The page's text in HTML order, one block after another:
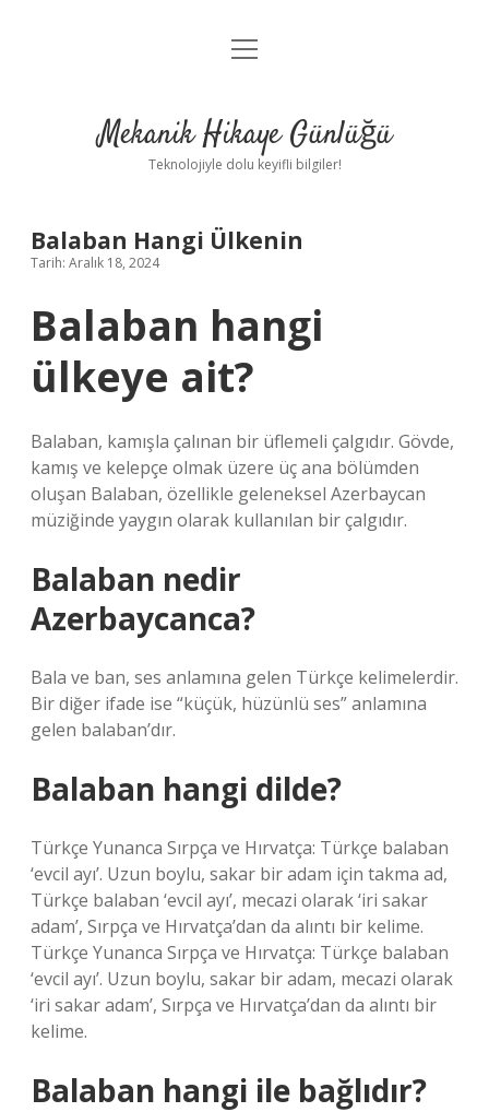
Anasayfa
Yasal Uyarı
menüyü
Mekanik Hikaye Günlüğü
Teknolojiyle dolu keyifli bilgiler!
Balaban Hangi Ülkenin
Tarih: Aralık 18, 2024
Balaban hangi
ülkeye ait?
Balaban, kamışla çalınan bir üflemeli çalgıdır. Gövde,
kamış ve kelepçe olmak üzere üç ana bölümden
oluşan Balaban, özellikle geleneksel Azerbaycan
müziğinde yaygın olarak kullanılan bir çalgıdır.
Balaban nedir
Azerbaycanca?
Bala ve ban, ses anlamına gelen Türkçe kelimelerdir.
Bir diğer ifade ise “küçük, hüzünlü ses” anlamına
gelen balaban’dır.
Balaban hangi dilde?
Türkçe Yunanca Sırpça ve Hırvatça: Türkçe balaban
‘evcil ayı’. Uzun boylu, sakar bir adam için takma ad,
Türkçe balaban ‘evcil ayı’, mecazi olarak ‘iri sakar
adam’, Sırpça ve Hırvatça’dan da alıntı bir kelime.
Türkçe Yunanca Sırpça ve Hırvatça: Türkçe balaban
‘evcil ayı’. Uzun boylu, sakar bir adam, mecazi olarak
‘iri sakar adam’, Sırpça ve Hırvatça’dan da alıntı bir
kelime.
Balaban hangi ile bağlıdır?